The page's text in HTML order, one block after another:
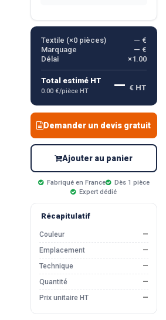
Textile (×0pièces)
— €
Marquage
— €
Délai
×1.00
Total estimé HT
0.00 €/pièce HT — € HT
Demander un devis gratuit
Ajouter au panier
Fabriqué en France
Dès 1 pièce
Expert dédié
Récapitulatif
Couleur
—
Emplacement
—
Technique
—
Quantité
—
Prix unitaire HT
—